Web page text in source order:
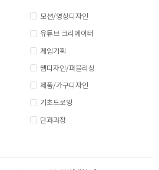
모션/영상디자인
유튜브 크리에이터
게임기획
웹디자인/퍼블리싱
제품/가구디자인
기초드로잉
단과과정